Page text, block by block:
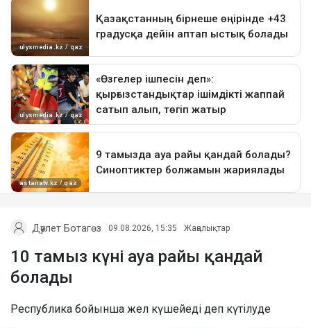
Дәулет Ботагөз 09.08.2026, 15:35 Жаңалықтар
10 тамыз күні ауа райы қандай
болады
Республика бойынша жел күшейеді деп күтілуде